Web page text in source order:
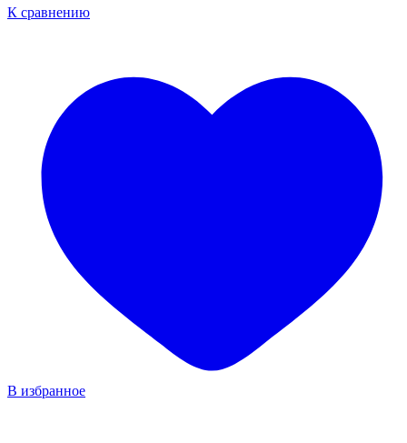
К сравнению
В избранное